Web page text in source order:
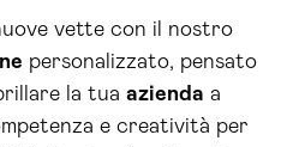
vette con il nostro
personalizzato, pensato
la tua azienda a
e creatività per